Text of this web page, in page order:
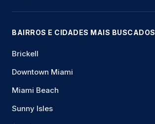
BAIRROS E CIDADES MAIS BUSCADOS
Brickell
Downtown Miami
Miami Beach
Sunny Isles